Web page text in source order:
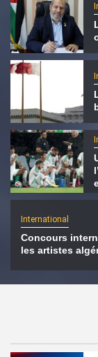
International
Concours
les artistes